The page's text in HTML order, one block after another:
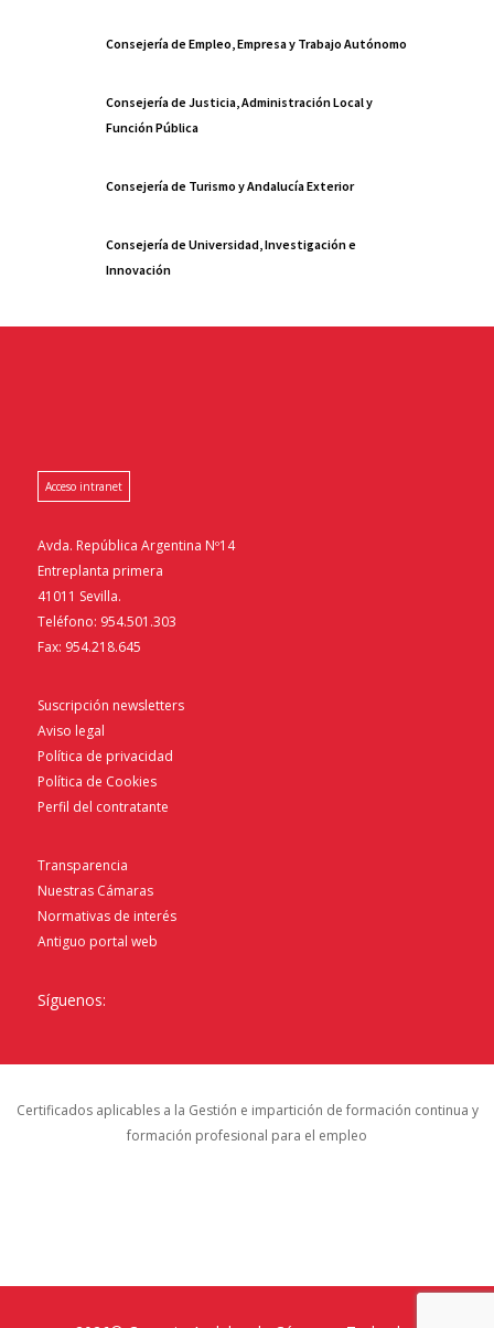
Consejería de Empleo, Empresa y Trabajo Autónomo
Consejería de Justicia, Administración Local y
Función Pública
Consejería de Turismo y Andalucía Exterior
Consejería de Universidad, Investigación e
Innovación
Acceso intranet
Avda. República Argentina Nº14
Entreplanta primera
41011 Sevilla.
Teléfono: 954.501.303
Fax: 954.218.645
Suscripción newsletters
Aviso legal
Política de privacidad
Política de Cookies
Perfil del contratante
Transparencia
Nuestras Cámaras
Normativas de interés
Antiguo portal web
Síguenos:
Certificados aplicables a la Gestión e impartición de formación continua y
formación profesional para el empleo